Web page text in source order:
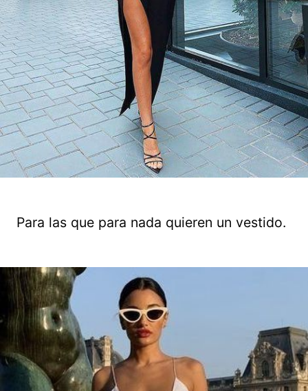
Para las que para nada quieren un vestido.